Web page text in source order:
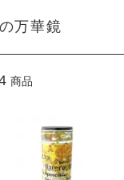
万華鏡
商品